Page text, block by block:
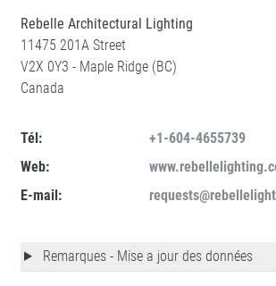
Rebelle Architectural Lighting
11475 201A Street
V2X 0Y3 - Maple Ridge (BC)
Canada
Tél:
+1-604-4655739
Web:
E-mail:
Remarques - Mise a jour des données